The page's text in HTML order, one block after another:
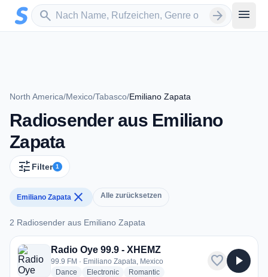
Zum Hauptinhalt springen
search
Sender suchen arrow_forward menu
North America/Mexico/Tabasco/Emiliano Zapata
Radiosender aus Emiliano
Zapata
tune Filter 1
Emiliano Zapata close Alle zurücksetzen
2 Radiosender aus Emiliano Zapata
2 Radiosender aus Emiliano Zapata
Radio Oye 99.9 - XHEMZ
99.9 FM · Emiliano Zapata, Mexico
Dance radio stations
Electronicradio stations
Romanticradio stations
favorite play_arrow